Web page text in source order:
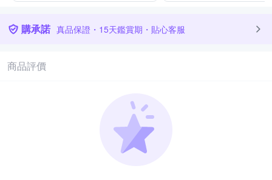
購承諾 真品保證・15天鑑賞期・貼心客服
商品評價